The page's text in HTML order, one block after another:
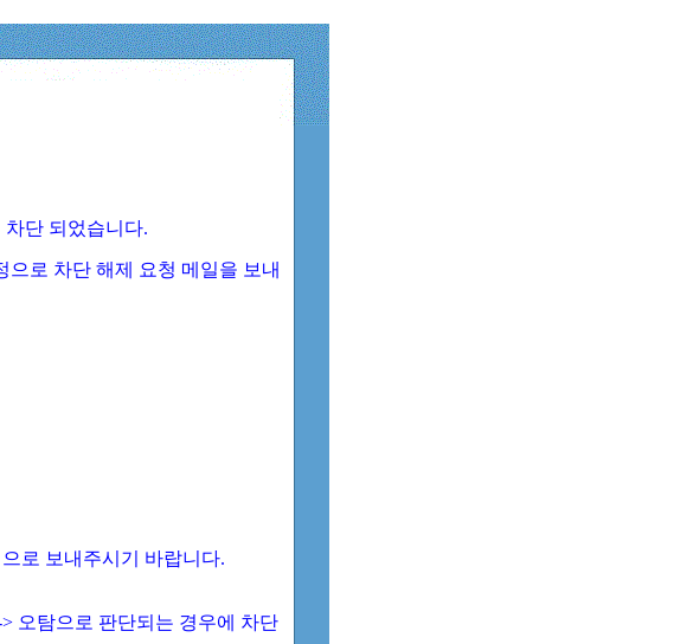
단 되었습니다.
로 차단 해제 요청 메일을 보내
으로 보내주시기 바랍니다.
오탐으로 판단되는 경우에 차단